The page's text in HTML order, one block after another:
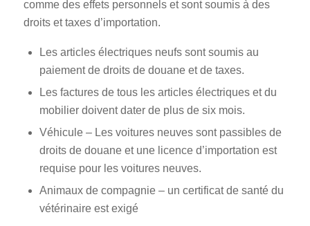
comme des effets personnels et sont soumis à des
droits et taxes d’importation.
Les articles électriques neufs sont soumis au
paiement de droits de douane et de taxes.
Les factures de tous les articles électriques et du
mobilier doivent dater de plus de six mois.
Véhicule – Les voitures neuves sont passibles de
droits de douane et une licence d’importation est
requise pour les voitures neuves.
Animaux de compagnie – un certificat de santé du
vétérinaire est exigé